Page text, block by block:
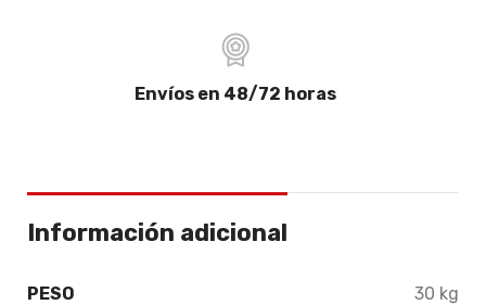
Envíos en 48/72 horas
Información adicional
PESO 30 kg